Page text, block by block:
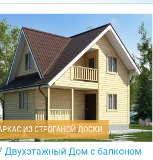
ИЗ СТРОГАНОЙ ДОСКИ
Двухэтажный Дом с балконом